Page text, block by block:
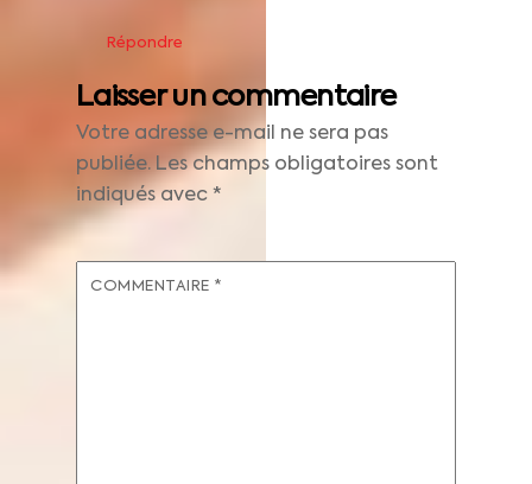
Répondre
Laisser un commentaire
Votre adresse e-mail ne sera pas
publiée. Les champs obligatoires sont
indiqués avec *
COMMENTAIRE *